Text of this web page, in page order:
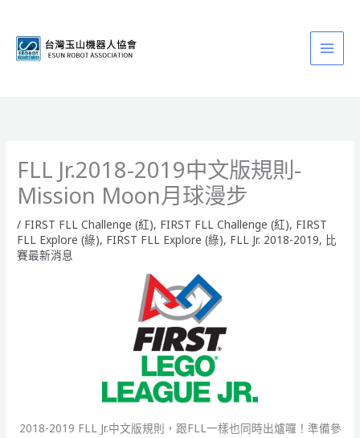
FLL Jr.2018-2019中文版規則-
Mission Moon月球漫步
/ FIRST FLL Challenge (紅), FIRST FLL Challenge (紅), FIRST
FLL Explore (綠), FIRST FLL Explore (綠), FLL Jr. 2018-2019, 比
賽最新消息
2018-2019 FLL Jr.中文版規則，跟FLL一樣也同時出爐囉！準備參